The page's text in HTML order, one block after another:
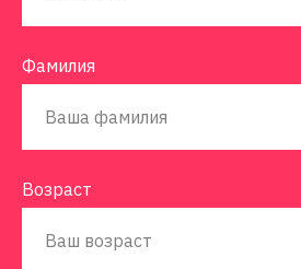
Фамилия
Возраст